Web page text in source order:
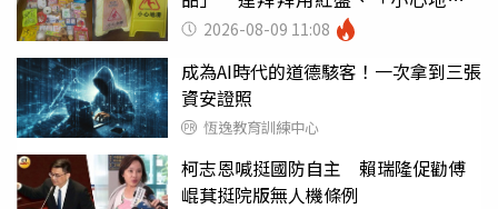
滑」告示牌也帶回家
2026-08-09 11:08
成為AI時代的道德駭客！一次拿到三張
資安證照
恆逸教育訓練中心
柯志恩喊挺國防自主 賴瑞隆促勸傅
崐萁挺院版無人機條例